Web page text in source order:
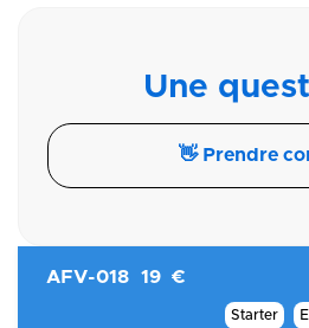
Une
👋 Prendre
AFV-018 19 €
Starter